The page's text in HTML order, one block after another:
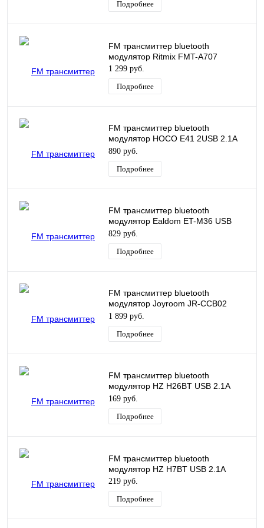
Подробнее
FM трансмиттер bluetooth
модулятор Ritmix FMT-A707
1 299 руб.
Подробнее
FM трансмиттер bluetooth
модулятор HOCO E41 2USB 2.1A
черный
890 руб.
Подробнее
FM трансмиттер bluetooth
модулятор Ealdom ET-M36 USB
3.1A черный
829 руб.
Подробнее
FM трансмиттер bluetooth
модулятор Joyroom JR-CCB02
PD3.0 60W с кабелем Type-C 1.5м
черный
1 899 руб.
Подробнее
FM трансмиттер bluetooth
модулятор HZ H26BT USB 2.1A
черный
169 руб.
Подробнее
FM трансмиттер bluetooth
модулятор HZ H7BT USB 2.1A
219 руб.
Подробнее